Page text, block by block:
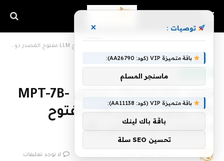
تقوم MosaicML بإطلاق MPT-7B-
8K ، وهو برنامج LLM مفتوح
المصدر ذو معامل 7B
لا توجد تعليقات
توصيات : ×
باقة متميزة VIP (كود: AA26790):
ماسنجر المسلم
باقة متميزة VIP (كود: AA11138):
باقة باك لينك
تحسين SEO سلة